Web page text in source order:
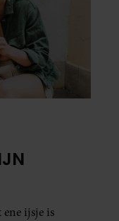
ijsje is